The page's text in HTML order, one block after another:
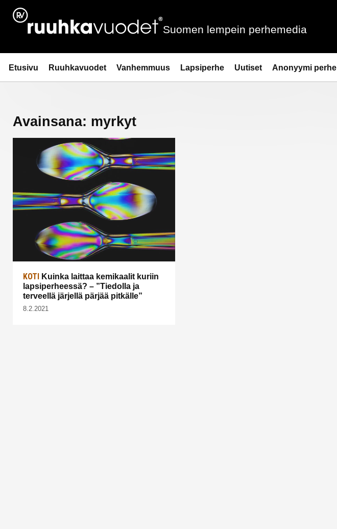
Siirry
sisältöön
Ruuhkavuodet.fi
Suomen lempein perhemedia
Etusivu Ruuhkavuodet Vanhemmuus Lapsiperhe Uutiset Anonyymi perhe
Avainsana: myrkyt
KOTI Kuinka laittaa kemikaalit kuriin
lapsiperheessä? – ”Tiedolla ja
terveellä järjellä pärjää pitkälle”
8.2.2021